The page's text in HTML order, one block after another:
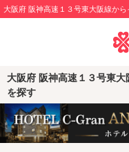
大阪府 阪神高速１３号東大阪線か
大阪府 阪神高速１３号東
を探す